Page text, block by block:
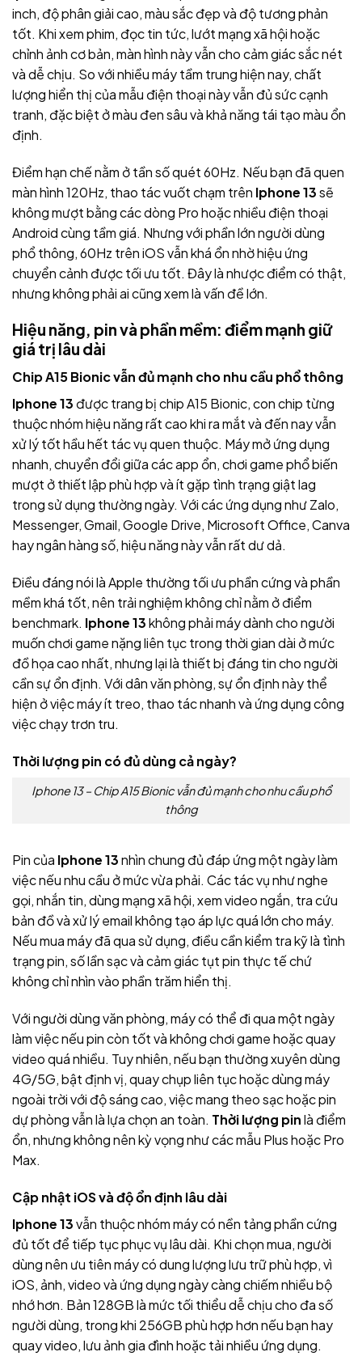
inch, độ phân giải cao, màu sắc đẹp và độ tương phản
tốt. Khi xem phim, đọc tin tức, lướt mạng xã hội hoặc
chỉnh ảnh cơ bản, màn hình này vẫn cho cảm giác sắc nét
và dễ chịu. So với nhiều máy tầm trung hiện nay, chất
lượng hiển thị của mẫu điện thoại này vẫn đủ sức cạnh
tranh, đặc biệt ở màu đen sâu và khả năng tái tạo màu ổn
định.
Điểm hạn chế nằm ở tần số quét 60Hz. Nếu bạn đã quen
màn hình 120Hz, thao tác vuốt chạm trên Iphone 13sẽ
không mượt bằng các dòng Pro hoặc nhiều điện thoại
Android cùng tầm giá. Nhưng với phần lớn người dùng
phổ thông, 60Hz trên iOS vẫn khá ổn nhờ hiệu ứng
chuyển cảnh được tối ưu tốt. Đây là nhược điểm có thật,
nhưng không phải ai cũng xem là vấn đề lớn.
Hiệu năng, pin và phần mềm: điểm mạnh giữ
giá trị lâu dài
Chip A15 Bionic vẫn đủ mạnh cho nhu cầu phổ thông
Iphone 13 được trang bị chip A15 Bionic, con chip từng
thuộc nhóm hiệu năng rất cao khi ra mắt và đến nay vẫn
xử lý tốt hầu hết tác vụ quen thuộc. Máy mở ứng dụng
nhanh, chuyển đổi giữa các app ổn, chơi game phổ biến
mượt ở thiết lập phù hợp và ít gặp tình trạng giật lag
trong sử dụng thường ngày. Với các ứng dụng như Zalo,
Messenger, Gmail, Google Drive, Microsoft Office, Canva
hay ngân hàng số, hiệu năng này vẫn rất dư dả.
Điều đáng nói là Apple thường tối ưu phần cứng và phần
mềm khá tốt, nên trải nghiệm không chỉ nằm ở điểm
benchmark. Iphone 13không phải máy dành cho người
muốn chơi game nặng liên tục trong thời gian dài ở mức
đồ họa cao nhất, nhưng lại là thiết bị đáng tin cho người
cần sự ổn định. Với dân văn phòng, sự ổn định này thể
hiện ở việc máy ít treo, thao tác nhanh và ứng dụng công
việc chạy trơn tru.
Thời lượng pin có đủ dùng cả ngày?
Iphone 13 – Chip A15 Bionic vẫn đủ mạnh cho nhu cầu phổ
thông
Pin của Iphone 13nhìn chung đủ đáp ứng một ngày làm
việc nếu nhu cầu ở mức vừa phải. Các tác vụ như nghe
gọi, nhắn tin, dùng mạng xã hội, xem video ngắn, tra cứu
bản đồ và xử lý email không tạo áp lực quá lớn cho máy.
Nếu mua máy đã qua sử dụng, điều cần kiểm tra kỹ là tình
trạng pin, số lần sạc và cảm giác tụt pin thực tế chứ
không chỉ nhìn vào phần trăm hiển thị.
Với người dùng văn phòng, máy có thể đi qua một ngày
làm việc nếu pin còn tốt và không chơi game hoặc quay
video quá nhiều. Tuy nhiên, nếu bạn thường xuyên dùng
4G/5G, bật định vị, quay chụp liên tục hoặc dùng máy
ngoài trời với độ sáng cao, việc mang theo sạc hoặc pin
dự phòng vẫn là lựa chọn an toàn. Thời lượng pinlà điểm
ổn, nhưng không nên kỳ vọng như các mẫu Plus hoặc Pro
Max.
Cập nhật iOS và độ ổn định lâu dài
Iphone 13vẫn thuộc nhóm máy có nền tảng phần cứng
đủ tốt để tiếp tục phục vụ lâu dài. Khi chọn mua, người
dùng nên ưu tiên máy có dung lượng lưu trữ phù hợp, vì
iOS, ảnh, video và ứng dụng ngày càng chiếm nhiều bộ
nhớ hơn. Bản 128GB là mức tối thiểu dễ chịu cho đa số
người dùng, trong khi 256GB phù hợp hơn nếu bạn hay
quay video, lưu ảnh gia đình hoặc tải nhiều ứng dụng.